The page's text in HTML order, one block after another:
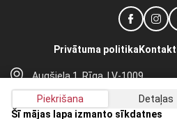
Augšiela 1, Rīga, LV-1009
lhf@lhf.lv
+371 67565614
Privātuma politika
Piekrišana Detaļas
Šī mājas lapa izmanto sīkdatnes